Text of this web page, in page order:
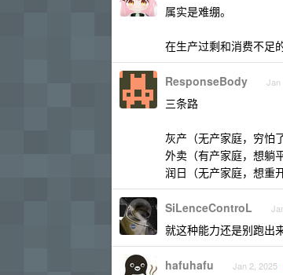
属实是难绷。
在生产过剩和消费不足
ResponseBody Jan
三条路
灰产（无产家庭，穷怕
外卖（有产家庭，想躺平
润日（无产家庭，想重开
SiLenceControL
就这种能力还是别跑出
hafuhafu Jan 2, 2025